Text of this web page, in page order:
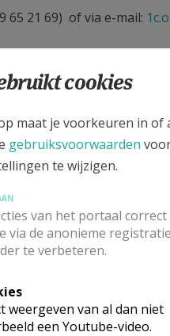
65 21 69) of via e-mail:
86 64 99,
cookies
maat je voorkeuren in of
gebruiksvoorwaarden
te wijzigen.
van het portaal correct
via de anonieme registratie
te verbeteren.
weergeven van al dan niet
een Youtube-video.